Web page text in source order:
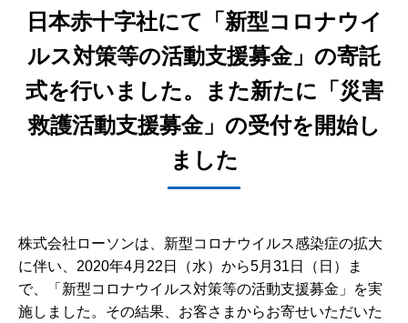
日本赤十字社にて「新型コロナウイ
ルス対策等の活動支援募金」の寄託
式を行いました。また新たに「災害
救護活動支援募金」の受付を開始し
ました
株式会社ローソンは、新型コロナウイルス感染症の拡大
に伴い、2020年4月22日（水）から5月31日（日）ま
で、「新型コロナウイルス対策等の活動支援募金」を実
施しました。その結果、お客さまからお寄せいただいた